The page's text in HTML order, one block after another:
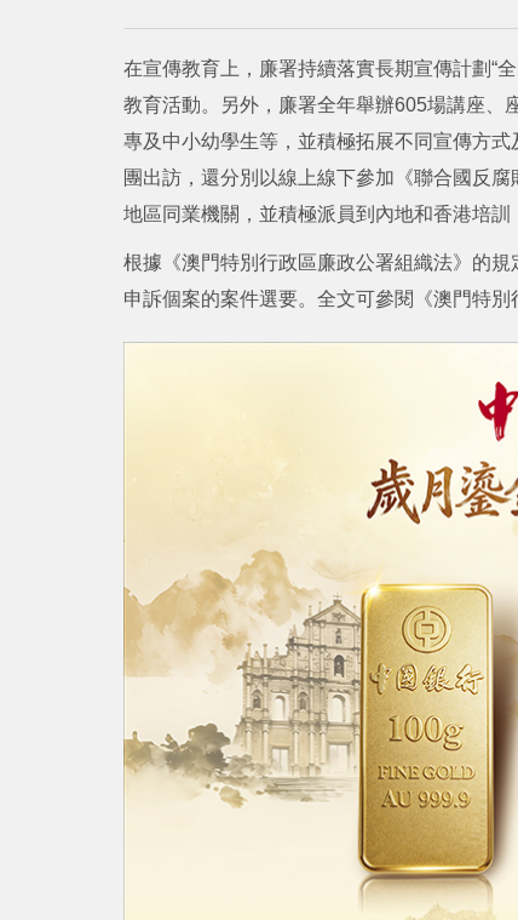
在宣傳教育上，廉署持續落實長期宣傳計劃“
教育活動。另外，廉署全年舉辦605場講座、
專及中小幼學生等，並積極拓展不同宣傳方
團出訪，還分別以線上線下參加《聯合國反
地區同業機關，並積極派員到內地和香港培
根據《澳門特別行政區廉政公署組織法》的
申訴個案的案件選要。全文可參閱《澳門特別